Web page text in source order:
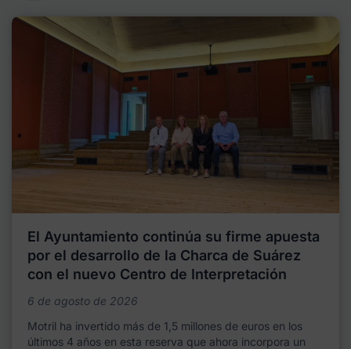
El Ayuntamiento continúa su firme apuesta
por el desarrollo de la Charca de Suárez
con el nuevo Centro de Interpretación
6 de agosto de 2026
Motril ha invertido más de 1,5 millones de euros en los
últimos 4 años en esta reserva que ahora incorpora un